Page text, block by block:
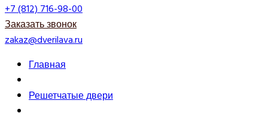
+7 (812) 716-98-00
Заказать звонок
zakaz@dverilava.ru
Главная
Решетчатые двери